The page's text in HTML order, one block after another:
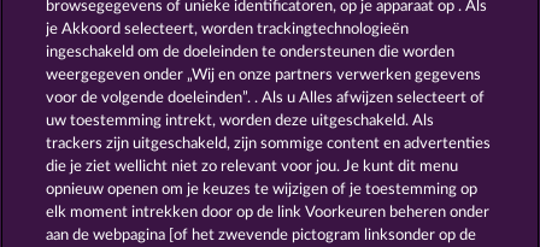
EGYPTIAN MOON EGGCITING FRUITS - HOLD & SPIN
SIMPLY THE BEST PIGGY KINGS
browsegegevens of unieke identificatoren, op je apparaat op . Als
je Akkoord selecteert, worden trackingtechnologieën
ingeschakeld om de doeleinden te ondersteunen die worden
weergegeven onder „Wij en onze partners verwerken gegevens
voor de volgende doeleinden”. . Als u Alles afwijzen selecteert of
uw toestemming intrekt, worden deze uitgeschakeld. Als
trackers zijn uitgeschakeld, zijn sommige content en advertenties
die je ziet wellicht niet zo relevant voor jou. Je kunt dit menu
opnieuw openen om je keuzes te wijzigen of je toestemming op
elk moment intrekken door op de link Voorkeuren beheren onder
aan de webpagina [of het zwevende pictogram linksonder op de